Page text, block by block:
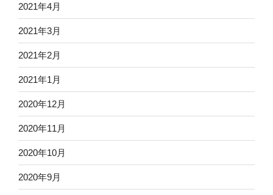
2021年4月
2021年3月
2021年2月
2021年1月
2020年12月
2020年11月
2020年10月
2020年9月